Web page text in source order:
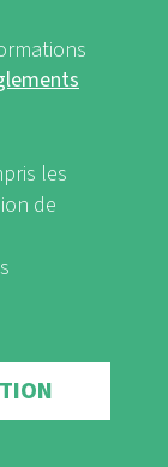
des données
les
de